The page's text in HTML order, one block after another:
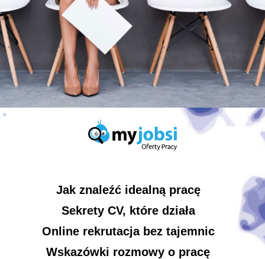
Jak znaleźć idealną pracę
Sekrety CV, które działa
Online rekrutacja bez tajemnic
Wskazówki rozmowy o pracę